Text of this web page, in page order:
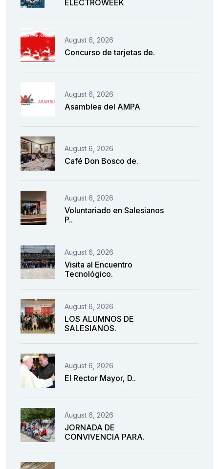
ELECTROWEEK
August 6, 2026
Concurso de tarjetas de.
August 6, 2026
Asamblea del AMPA
August 6, 2026
Café Don Bosco de.
August 6, 2026
Voluntariado en Salesianos
P..
August 6, 2026
Visita al Encuentro
Tecnológico.
August 6, 2026
LOS ALUMNOS DE
SALESIANOS.
August 6, 2026
El Rector Mayor, D..
August 6, 2026
JORNADA DE
CONVIVENCIA PARA.